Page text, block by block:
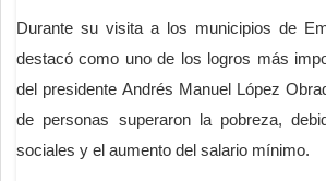
Durante su visita a los municipios de
destacó como uno de los logros más
del presidente Andrés Manuel López
de personas superaron la pobreza,
sociales y el aumento del salario mínimo.